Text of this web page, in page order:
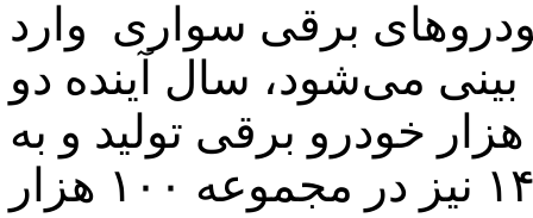
برقی سواری وارد
می‌شود، سال آینده دو
بزرگ حدود ۲۰ تا ۳۰ هزار خودرو برقی تولید و به
بازار عرضه کنند و تا سال ۱۴۰۴ نیز در مجموعه ۱۰۰ هزار